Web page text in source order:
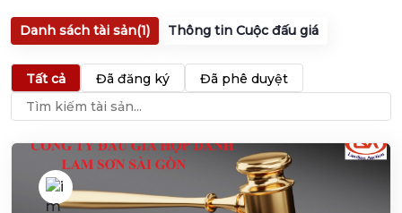
Danh sách tài sản(1) Thông tin Cuộc đấu giá
Tất cả Đã đăng ký Đã phê duyệt